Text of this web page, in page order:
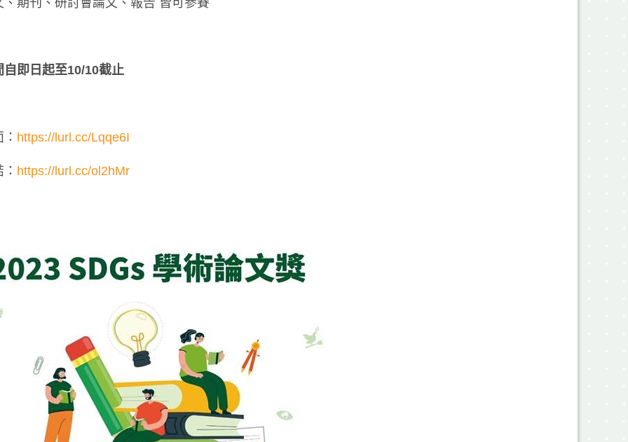
、期刊、研討會論文、報告 皆可參賽
自即日起至10/10截止
https://lurl.cc/Lqqe6I
https://lurl.cc/ol2hMr